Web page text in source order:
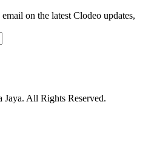
on the latest Clodeo updates,
All Rights Reserved.